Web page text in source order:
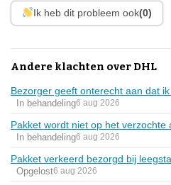
Ik heb dit probleem ook(0)
Andere klachten over DHL
Bezorger geeft onterecht aan dat
In behandeling6 aug 2026
Pakket wordt niet op het verzochte
In behandeling6 aug 2026
Pakket verkeerd bezorgd bij
Opgelost6 aug 2026